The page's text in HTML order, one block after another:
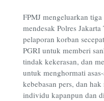
FPMJ mengeluarkan
mendesak Polres
pelaporan korban
PGRI untuk memberi
tindak kekerasan, dan
untuk menghormati
kebebasan pers, dan
individu kapanpun dan